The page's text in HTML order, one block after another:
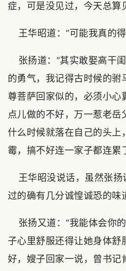
症，可是没见过，今天总算
王华昭道：“可能我真的
张扬道：“其实敢娶高干
的勇气，我记得古时候的驸
尊菩萨回家似的，必须小心
点儿做的不好，万一惹老岳
什么时候就落在自己的头上
霉，搞不好连一家子都连累
王华昭没说话，虽然张扬
过的确有几分诚惶诚恐的味
张扬又道：“我能体会你
子心里舒服还得让她身体舒
好，嫂子回家一说，曾书记